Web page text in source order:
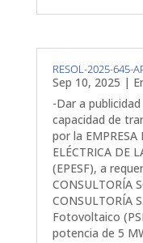
RESOL-2025-645-
Sep 10, 2025 |
-Dar a
capacidad de
por la EMPRESA
ELÉCTRICA DE
(EPESF), a
CONSULTORÍA
CONSULTORÍA
Fotovoltaico
potencia de 5